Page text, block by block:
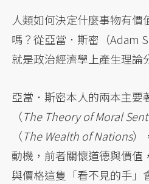
人類如何決定什麼事物有價
嗎？從亞當．斯密（Adam
就是政治經濟學上產生理論
亞當．斯密本人的兩本主要
（The Theory of Moral
（The Wealth of Nations）
動機，前者關懷道德與價值
與價格這隻「看不見的手」